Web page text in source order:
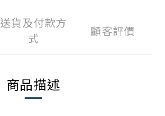
送貨及付款方
式
顧客評價
商品描述